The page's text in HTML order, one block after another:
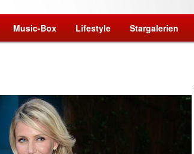
Music-Box Lifestyle Stargalerien